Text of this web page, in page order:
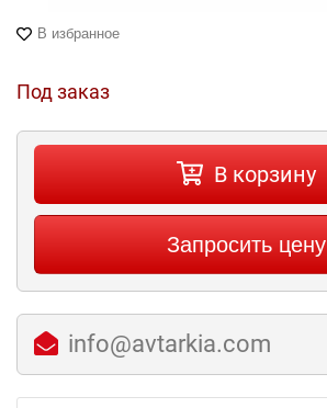
В избранное
Под заказ
В корзину
Запросить цену
info@avtarkia.com